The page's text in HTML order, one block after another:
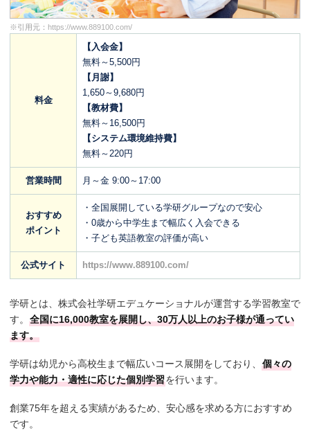
※引用元： https://www.889100.com/
料金
【入会金】
無料～5,500円
【月謝】
1,650～9,680円
【教材費】
無料～16,500円
【システム環境維持費】
無料～220円
営業時間 月～金 9:00～17:00
おすすめ
ポイント
・全国展開している学研グループなので安心
・0歳から中学生まで幅広く入会できる
・子ども英語教室の評価が高い
公式サイト https://www.889100.com/
学研とは、株式会社学研エデュケーショナルが運営する学習教室で
す。 全国に16,000教室を展開し、30万人以上のお子様が通ってい
ます。
学研は幼児から高校生まで幅広いコース展開をしており、 個々の
学力や能力・適性に応じた個別学習を行います。
創業75年を超える実績があるため、安心感を求める方におすすめ
です。